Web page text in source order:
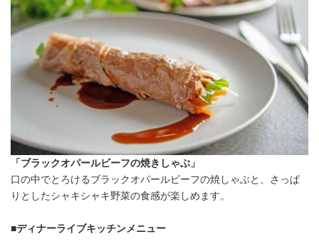
「ブラックオパールビーフの焼きしゃぶ」
口の中でとろけるブラックオパールビーフの焼しゃぶと、さっぱ
りとしたシャキシャキ野菜の食感が楽しめます。
■ディナーライブキッチンメニュー